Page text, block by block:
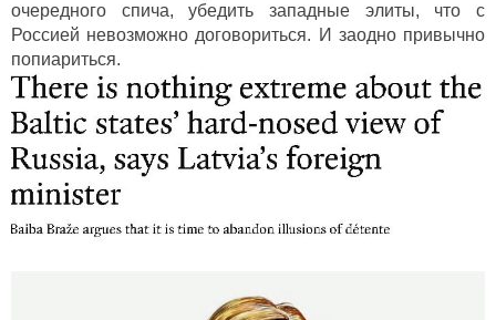
очередного спича, убедить западные элиты, что с
Россией невозможно договориться. И заодно привычно
попиариться.